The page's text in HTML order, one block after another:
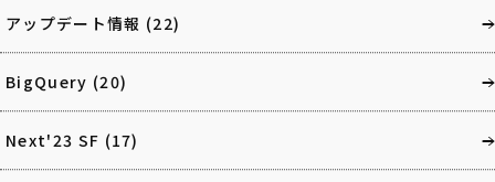
アップデート情報 (22)
BigQuery (20)
Next'23 SF (17)